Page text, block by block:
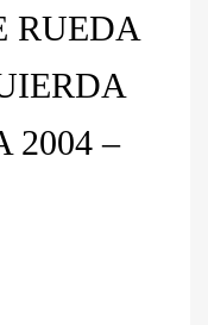
RUEDA
2004 –